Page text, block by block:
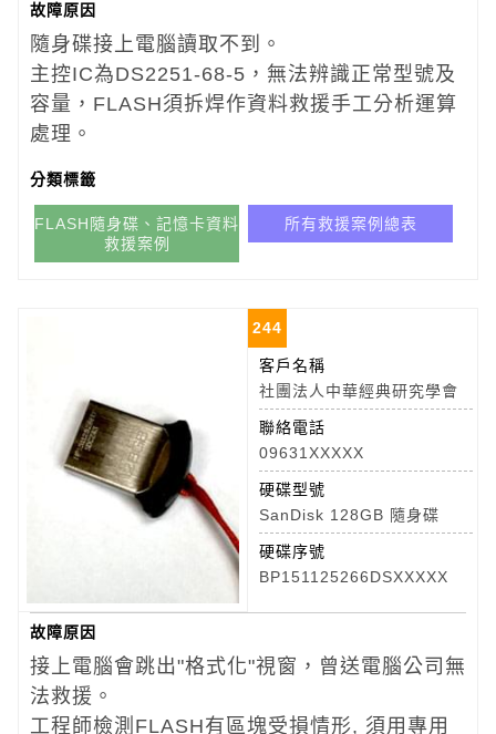
故障原因
隨身碟接上電腦讀取不到。
主控IC為DS2251-68-5，無法辨識正常型號及
容量，FLASH須拆焊作資料救援手工分析運算
處理。
分類標籤
FLASH隨身碟、記憶卡資料
救援案例
所有救援案例總表
244
客戶名稱
社團法人中華經典研究學會
聯絡電話
09631XXXXX
硬碟型號
SanDisk 128GB 隨身碟
硬碟序號
BP151125266DSXXXXX
故障原因
接上電腦會跳出"格式化"視窗，曾送電腦公司無
法救援。
工程師檢測FLASH有區塊受損情形, 須用專用